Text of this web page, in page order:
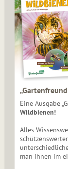
Eine Ausgabe
Wildbienen!
Alles
man ihnen im